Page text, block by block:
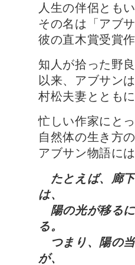
人生の伴侶とも
その名は「アブ
彼の直木賞受賞
知人が拾った野
以来、アブサン
村松夫妻ととも
忙しい作家にと
自然体の生き方
アブサン物語に
たとえば、廊
は、
陽の光が移る
る。
つまり、陽の
が、